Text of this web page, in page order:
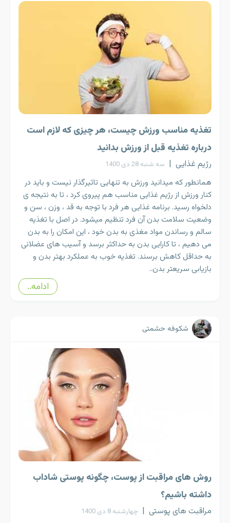
تغذیه مناسب ورزش چیست، هر چیزی که لازم است
درباره تغذیه قبل از ورزش بدانید
رژیم غذایی | سه شنبه 28 دی 1400
همانطور که میدانید ورزش به تنهایی تاثیرگذار نیست و باید در
کنار ورزش از رژیم غذایی مناسب هم پیروی کرد ، تا به نتیجه ی
دلخواه رسید. برنامه غذایی هر فرد با توجه به قد ، وزن ، سن و
وضعیت سلامت بدن آن فرد تنظیم میشود. در اصل با تغذیه
سالم و رساندن مواد مغذی به بدن خود ، این امکان را به بدن
می دهیم ، تا کارایی بدن به حداکثر برسد و آسیب های عضلانی
به حداقل کاهش برسند. تغذیه خوب به عملکرد بهتر بدن و
بازیابی سریعتر بدن..
ادامه..
شکوفه حشمتی
روش های مراقبت از پوست، چگونه پوستی شاداب
داشته باشیم؟
مراقبت های پوستی | چهارشنبه 8 دی 1400